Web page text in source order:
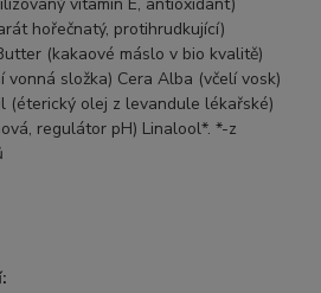
hořečnatý, protihrudkující)
(kakaové máslo v bio kvalitě)
složka) Cera Alba (včelí vosk)
(éterický olej z levandule lékařské)
regulátor pH) Linalool*. *-z